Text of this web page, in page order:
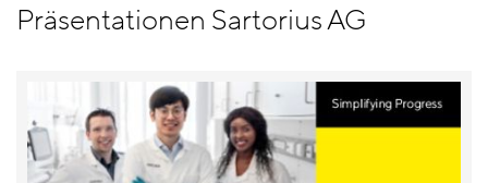
Präsentationen Sartorius AG